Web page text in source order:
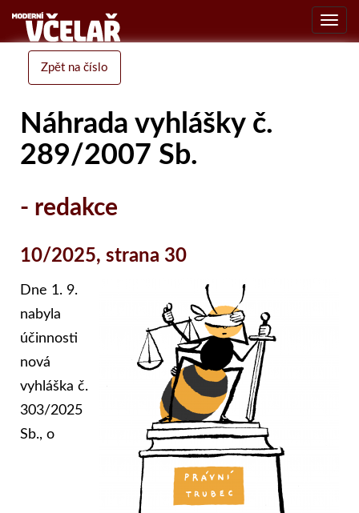
Zpět na číslo
Náhrada vyhlášky č.
289/2007 Sb.
- redakce
10/2025, strana 30
Dne 1. 9.
nabyla
účinnosti
nová
vyhláška č.
303/2025
Sb., o